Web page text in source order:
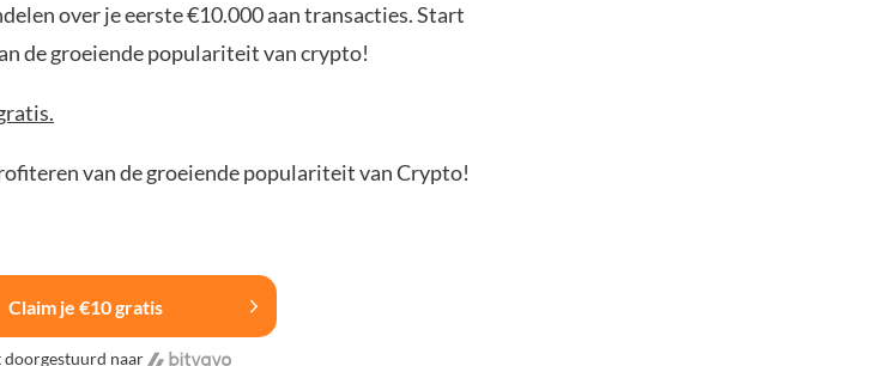
over je eerste €10.000 aan transacties. Start
de groeiende populariteit van crypto!
van de groeiende populariteit van Crypto!
Claim je €10 gratis
doorgestuurd naar